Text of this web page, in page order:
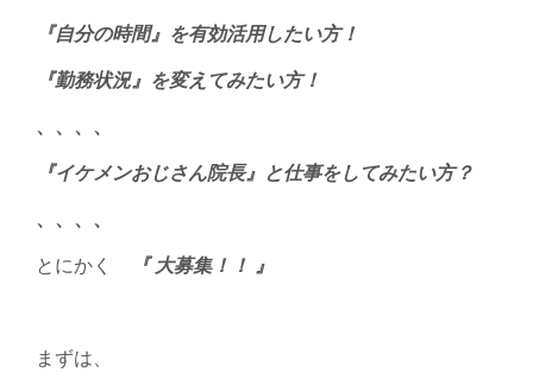
『自分の時間』を有効活用したい方！
『勤務状況』を変えてみたい方！
、、、、
『イケメンおじさん院長』と仕事をしてみたい方？
、、、、
とにかく 『 大募集！！ 』
まずは、